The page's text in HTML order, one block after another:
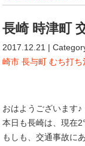
長崎 時津町
2017.12.21 |
崎市 長与町 むち打ち
おはようございます♪
本日も長崎は、現在
もしも、交通事故に